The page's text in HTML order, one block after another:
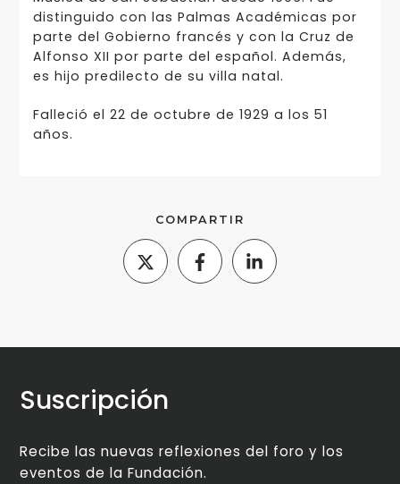
distinguido con las Palmas Académicas por
parte del Gobierno francés y con la Cruz de
Alfonso XII por parte del español. Además,
es hijo predilecto de su villa natal.
Falleció el 22 de octubre de 1929 a los 51
años.
COMPARTIR
Suscripción
Recibe las nuevas reflexiones del foro y los
eventos de la Fundación.